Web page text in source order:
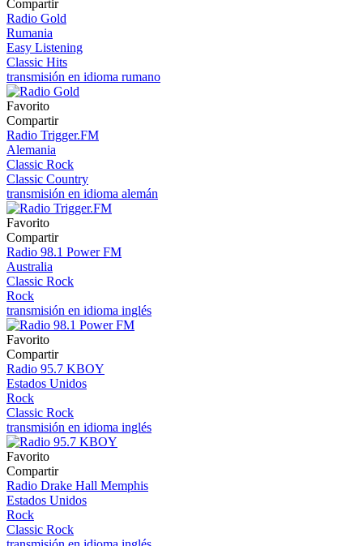
Compartir
Radio Gold
Rumania
Easy Listening
Classic Hits
transmisión en idioma rumano
Favorito
Compartir
Radio Trigger.FM
Alemania
Classic Rock
Classic Country
transmisión en idioma alemán
Favorito
Compartir
Radio 98.1 Power FM
Australia
Classic Rock
Rock
transmisión en idioma inglés
Favorito
Compartir
Radio 95.7 KBOY
Estados Unidos
Rock
Classic Rock
transmisión en idioma inglés
Favorito
Compartir
Radio Drake Hall Memphis
Estados Unidos
Rock
Classic Rock